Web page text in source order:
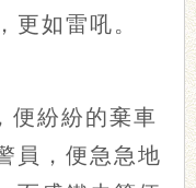
更如雷吼。
便紛紛的棄車
員，便急急地